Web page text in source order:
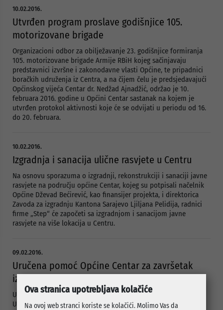
10.02.2016.
Utvrđen program proslave godišnjice 105.
motorizovane brigade
Organizacioni odbor za obilježavanje 23. godišnjice formiranja
105. motorizovane brigade Armije RBiH kojeg sačinjavaju
predstavnici izvršne i zakonodavne vlasti Općine, te pripadnici
boračkih udruženja iz Centra, a na čijem čelu je predsjedavajući
Općinskog vijeća Centar dr. Nedžad Ajnadžić, održao je 10.
februara 2016. godine u Općini Centar sastanak na kojem je
utvrđen protokol aktivnosti koje će se odvijati u periodu od 16.
do 20. februara.
10.02.2016.
Izgradnja i sanacija ulične rasvjete u Centru
Na osnovu sporazuma o izgradnji, rekonstrukciji i sanaciji javne
rasvjete na području općine Centar, kojeg su potpisali načelnik
Općine Dževad Bećirević, kao finansijer projekta, i direktorica
Zavoda za izgradnju Kantona Sarajevo Ljiljana Pelidija, radnici
firme „Step“ će započeti sa izgradnjom i sanacijom javne
rasvjete na više lokacija u Centru.
09.02.2016.
Uručena pomoć Općine Centar za završetak
izgradnje Roditeljske kuće
U prostorijama Roditeljske kuće u krugu Pedijatrijske klinike
Univerzitetskog kliničkog centra u Sarajevu, načelnik Općine
Ova stranica upotrebljava kolačiće
Na ovoj web stranci koriste se kolačići. Molimo Vas da